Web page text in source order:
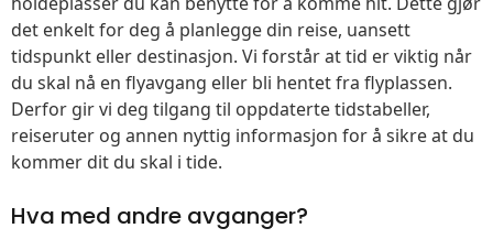
det enkelt for deg å planlegge din reise, uansett
tidspunkt eller destinasjon. Vi forstår at tid er viktig når
du skal nå en flyavgang eller bli hentet fra flyplassen.
Derfor gir vi deg tilgang til oppdaterte tidstabeller,
reiseruter og annen nyttig informasjon for å sikre at du
kommer dit du skal i tide.
Hva med andre avganger?